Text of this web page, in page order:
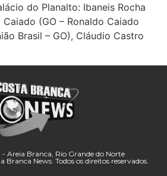
do Planalto: Ibaneis Rocha
Caiado (GO – Ronaldo Caiado
Brasil – GO), Cláudio Castro
Areia Branca, Rio Grande do Norte
News. Todos os direitos reservados.